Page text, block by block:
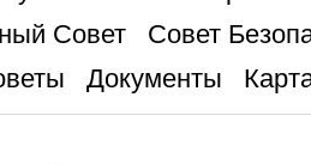
Совет
Совет
Документы